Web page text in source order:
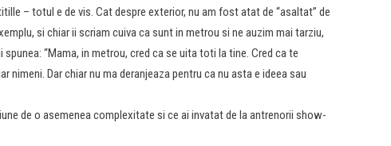
– totul e de vis. Cat despre exterior, nu am fost atat de “asaltat” de
si chiar ii scriam cuiva ca sunt in metrou si ne auzim mai tarziu,
“Mama, in metrou, cred ca se uita toti la tine. Cred ca te
nimeni. Dar chiar nu ma deranjeaza pentru ca nu asta e ideea sau
de o asemenea complexitate si ce ai invatat de la antrenorii show-